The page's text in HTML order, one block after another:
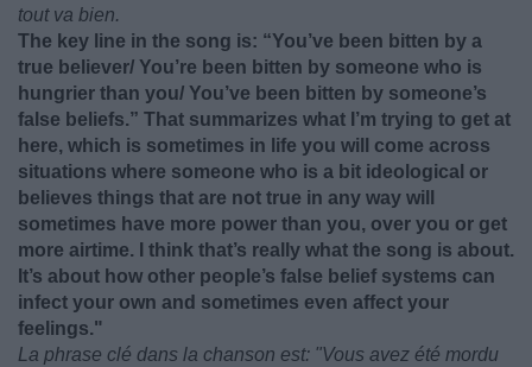
tout va bien.
The key line in the song is: “You’ve been bitten by a
true believer/ You’re been bitten by someone who is
hungrier than you/ You’ve been bitten by someone’s
false beliefs.” That summarizes what I’m trying to get at
here, which is sometimes in life you will come across
situations where someone who is a bit ideological or
believes things that are not true in any way will
sometimes have more power than you, over you or get
more airtime. I think that’s really what the song is about.
It’s about how other people’s false belief systems can
infect your own and sometimes even affect your
feelings."
La phrase clé dans la chanson est: "Vous avez été mordu